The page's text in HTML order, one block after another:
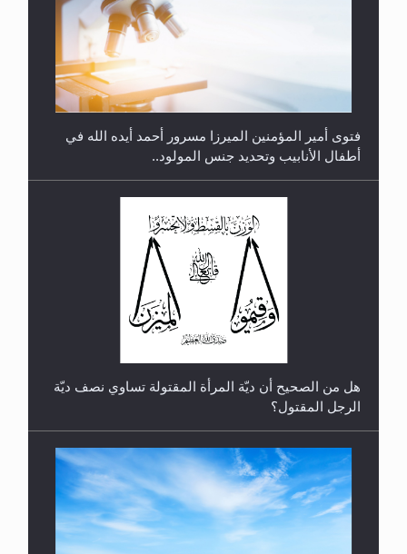
رأيٌ في لغة المسيح الموعود عليه السلام.. 4...
فتوى أمير المؤمنين الميرزا مسرور أحمد أيده الله في
أطفال الأنابيب وتحديد جنس المولود..
هل من الصحيح أن ديّة المرأة المقتولة تساوي نصف ديّة
الرجل المقتول؟